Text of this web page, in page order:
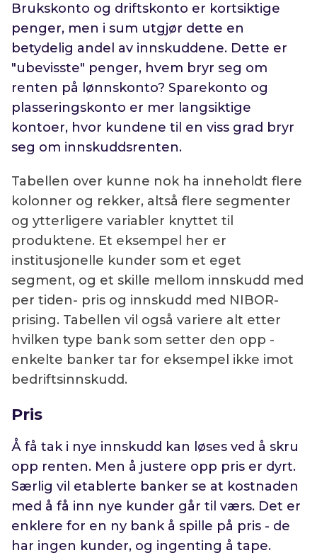
Brukskonto og driftskonto er kortsiktige
penger, men i sum utgjør dette en
betydelig andel av innskuddene. Dette er
"ubevisste" penger, hvem bryr seg om
renten på lønnskonto? Sparekonto og
plasseringskonto er mer langsiktige
kontoer, hvor kundene til en viss grad bryr
seg om innskuddsrenten.
Tabellen over kunne nok ha inneholdt flere
kolonner og rekker, altså flere segmenter
og ytterligere variabler knyttet til
produktene. Et eksempel her er
institusjonelle kunder som et eget
segment, og et skille mellom innskudd med
per tiden- pris og innskudd med NIBOR-
prising. Tabellen vil også variere alt etter
hvilken type bank som setter den opp -
enkelte banker tar for eksempel ikke imot
bedriftsinnskudd.
Pris
Å få tak i nye innskudd kan løses ved å skru
opp renten. Men å justere opp pris er dyrt.
Særlig vil etablerte banker se at kostnaden
med å få inn nye kunder går til værs. Det er
enklere for en ny bank å spille på pris - de
har ingen kunder, og ingenting å tape.